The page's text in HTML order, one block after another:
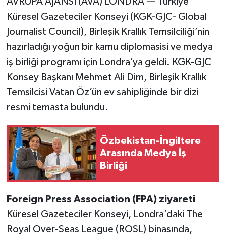
Küresel Gazeteciler Konseyi (KGK-GJC- Global
Journalist Council), Birleşik Krallık Temsilciliği’nin
hazırladığı yoğun bir kamu diplomasisi ve medya
iş birliği programı için Londra’ya geldi. KGK-GJC
Konsey Başkanı Mehmet Ali Dim, Birleşik Krallık
Temsilcisi Vatan Öz’ün ev sahipliğinde bir dizi
resmi temasta bulundu.
Özbekistan-İngiltere
Arasında Medya İş
Birliği
Foreign Press Association (FPA) ziyareti​​​​​​​​​​​​​​
Küresel Gazeteciler Konseyi, Londra’daki The
Royal Over-Seas League (ROSL) binasında,